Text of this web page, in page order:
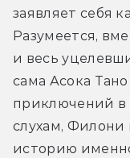
заявляет себя
Разумеется,
и весь
сама Асока
приключений в
слухам, Филони
историю